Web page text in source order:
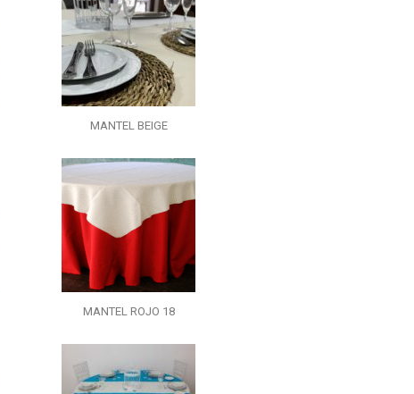
MANTEL BEIGE
MANTEL ROJO 18